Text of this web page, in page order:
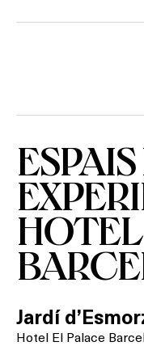
ESPAIS
Jardí
Hotel El Palace